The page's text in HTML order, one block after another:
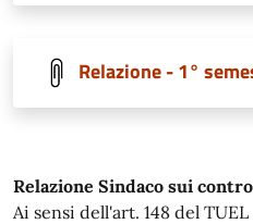
Relazione - 1°
Relazione Sindaco sui
Ai sensi dell'art. 148 del